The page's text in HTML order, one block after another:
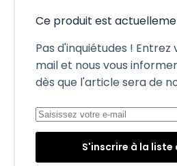
Ce produit est
Pas d'inquiétudes !
mail et nous vous
dès que l'article sera de
S'inscrire à la